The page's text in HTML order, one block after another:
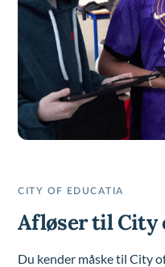
CITY OF EDUCATIA
Afløser til City
Du kender måske til City